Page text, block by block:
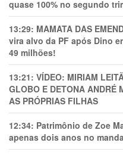
quase 100% no segundo
13:29: MAMATA DAS
vira alvo da PF após Dino
49 milhões!
13:21: VÍDEO: MIRIAM
GLOBO E DETONA ANDRÉ
AS PRÓPRIAS FILHAS
12:34: Patrimônio de Zoe
apenas dois anos no